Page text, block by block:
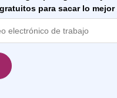
para sacar lo mejor